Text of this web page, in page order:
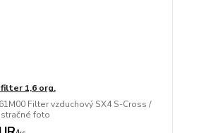
filter 1,6 org.
Filter vzduchový SX4 S-Cross /
foto